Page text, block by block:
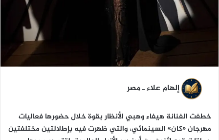
إلهام علاء ـ مصر
خطفت الفنانة هيفاء وهبي الأنظار بقوة خلال حضورها فعاليات
مهرجان «كان» السينمائي، والتي ظهرت فيه بإطلالتين مختلفتين